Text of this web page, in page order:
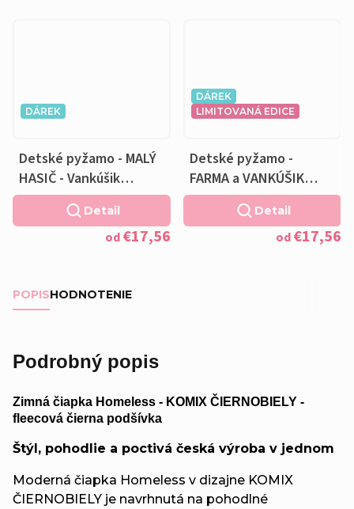
DÁREK
Detské pyžamo - MALÝ
HASIČ - Vankúšik
zadarmo
od€17,56
Detail
DÁREK
LIMITOVANÁ EDICE
Detské pyžamo -
FARMA a VANKÚŠIK
ZADARMO
od€17,56
Detail
POPISHODNOTENIE
Podrobný popis
Zimná čiapka Homeless - KOMIX ČIERNOBIELY -
fleecová čierna podšívka
Štýl, pohodlie a poctivá česká výroba v jednom
Moderná čiapka Homeless v dizajne KOMIX
ČIERNOBIELY je navrhnutá na pohodlné